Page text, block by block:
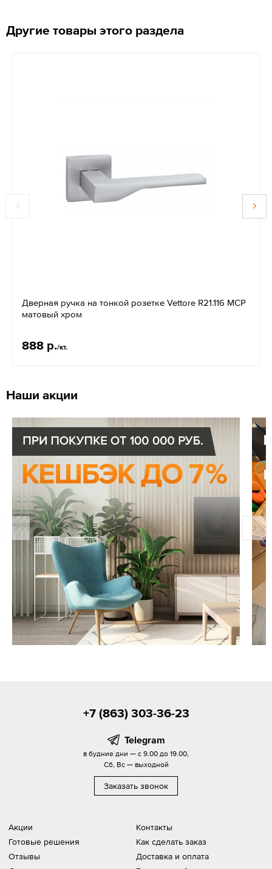
Другие товары этого раздела
Дверная ручка на тонкой розетке Vettore R21.116 MCP
матовый хром
888 р./кт.
Наши акции
Акции
Готовые решения
Отзывы
Контакты
Как сделать заказ
Доставка и оплата
+7 (863) 303-36-23
Telegram
в будние дни — с 9.00 до 19.00,
Сб, Вс — выходной
Заказать звонок